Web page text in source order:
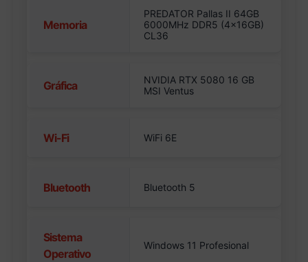
Memoria
PREDATOR Pallas II 64GB
6000MHz DDR5 (4x16GB)
CL36
Gráfica
NVIDIA RTX 5080 16 GB
MSI Ventus
Wi-Fi WiFi 6E
Bluetooth Bluetooth 5
Sistema
Operativo
Windows 11 Profesional